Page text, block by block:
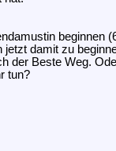
damit zu
der Beste Weg.
tun?